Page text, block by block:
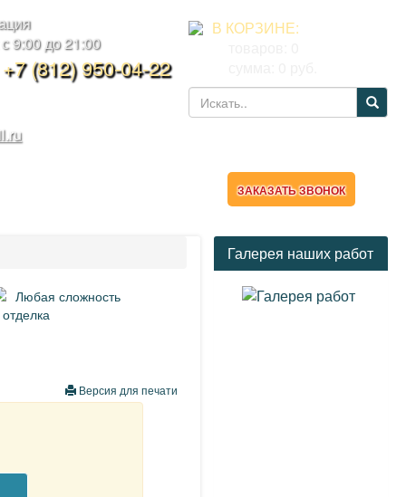
9:00 до 21:00
+7 (812) 950-04-22
В КОРЗИНЕ:
ЗАКАЗАТЬ ЗВОНОК
Любая сложность
Версия для печати
Галерея наших работ